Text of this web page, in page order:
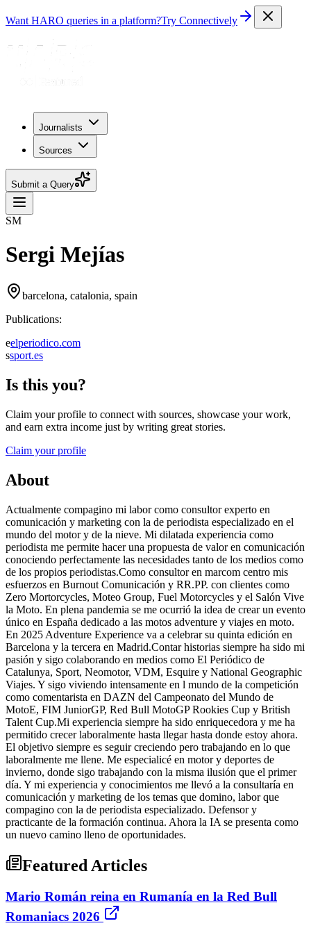
Want HARO queries in a platform?Try Connectively
Journalists
Sources
Submit a Query
SM
Sergi Mejías
barcelona, catalonia, spain
Publications:
eelperiodico.com
ssport.es
Is this you?
Claim your profile to connect with sources, showcase your work,
and earn extra income just by writing great stories.
Claim your profile
About
Actualmente compagino mi labor como consultor experto en
comunicación y marketing con la de periodista especializado en el
mundo del motor y de la nieve. Mi dilatada experiencia como
periodista me permite hacer una propuesta de valor en comunicación
conociendo perfectamente las necesidades tanto de los medios como
de los propios periodistas.Como consultor en marcom centro mis
esfuerzos en Burnout Comunicación y RR.PP. con clientes como
Zero Mortorcycles, Moteo Group, Fuel Motorcycles y el Salón Vive
la Moto. En plena pandemia se me ocurrió la idea de crear un evento
único en España dedicado a las motos adventure y viajes en moto.
En 2025 Adventure Experience va a celebrar su quinta edición en
Barcelona y la tercera en Madrid.Contar historias siempre ha sido mi
pasión y sigo colaborando en medios como El Periódico de
Catalunya, Sport, Neomotor, VDM, Esquire y National Geographic
Viajes. Y sigo viviendo intensamente en l mundo de la competición
como comentarista en DAZN del Campeonato del Mundo de
MotoE, FIM JuniorGP, Red Bull MotoGP Rookies Cup y British
Talent Cup.Mi experiencia siempre ha sido enriquecedora y me ha
permitido crecer laboralmente hasta llegar hasta donde estoy ahora.
El objetivo siempre es seguir creciendo pero trabajando en lo que
laboralmente me llene. Me especialicé en motor y deportes de
invierno, donde sigo trabajando con la misma ilusión que el primer
día. Y mi experiencia y conocimientos me llevó a la consultaría en
comunicación y marketing de los temas que domino, labor que
compagino con la de periodista especializado. Defensor y
practicante de la formación continua. Ahora la IA se presenta como
un nuevo camino lleno de oportunidades.
Featured Articles
Mario Román reina en Rumanía en la Red Bull
Romaniacs 2026